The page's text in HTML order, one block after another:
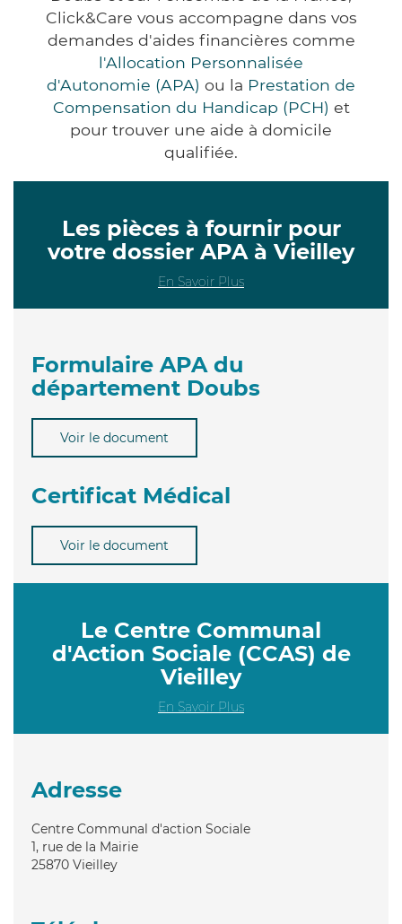
Click&Care vous accompagne dans vos
demandes d'aides financières comme
l'Allocation Personnalisée
d'Autonomie (APA) ou la Prestation de
Compensation du Handicap (PCH) et
pour trouver une aide à domicile
qualifiée.
Les pièces à fournir pour
votre dossier APA à Vieilley
En Savoir Plus
Formulaire APA du
département Doubs
Voir le document
Certificat Médical
Voir le document
Le Centre Communal
d'Action Sociale (CCAS) de
Vieilley
En Savoir Plus
Adresse
Centre Communal d'action Sociale
1, rue de la Mairie
25870 Vieilley